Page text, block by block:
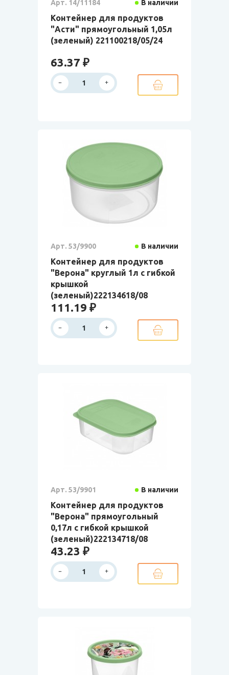
Арт. 14/11184 В наличии
Контейнер для продуктов
"Асти" прямоугольный 1,05л
(зеленый) 221100218/05/24
63.37 ₽
Арт. 53/9900 В наличии
Контейнер для продуктов
"Верона" круглый 1л с гибкой
крышкой
(зеленый)222134618/08
111.19 ₽
Арт. 53/9901 В наличии
Контейнер для продуктов
"Верона" прямоугольный
0,17л с гибкой крышкой
(зеленый)222134718/08
43.23 ₽